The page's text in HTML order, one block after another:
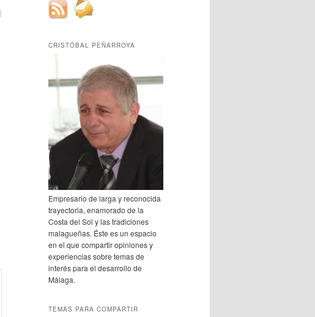
CRISTÓBAL PEÑARROYA
Empresario de larga y reconocida
trayectoria, enamorado de la
Costa del Sol y las tradiciones
malagueñas. Éste es un espacio
en el que compartir opiniones y
experiencias sobre temas de
interés para el desarrollo de
Málaga.
TEMAS PARA COMPARTIR